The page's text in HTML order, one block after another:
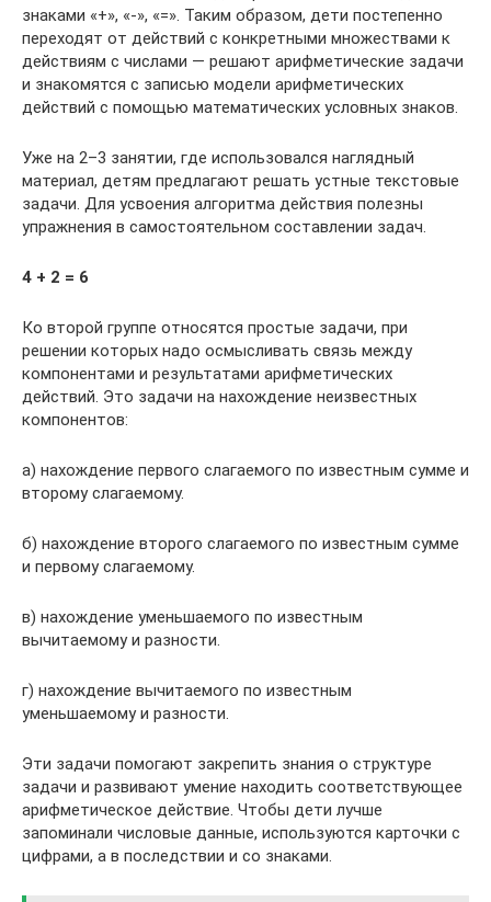
знаками «+», «-», «=». Таким образом, дети постепенно
переходят от действий с конкретными множествами к
действиям с числами — решают арифметические задачи
и знакомятся с записью модели арифметических
действий с помощью математических условных знаков.
Уже на 2–3 занятии, где использовался наглядный
материал, детям предлагают решать устные текстовые
задачи. Для усвоения алгоритма действия полезны
упражнения в самостоятельном составлении задач.
4 + 2 = 6
Ко второй группе относятся простые задачи, при
решении которых надо осмысливать связь между
компонентами и результатами арифметических
действий. Это задачи на нахождение неизвестных
компонентов:
а) нахождение первого слагаемого по известным сумме и
второму слагаемому.
б) нахождение второго слагаемого по известным сумме
и первому слагаемому.
в) нахождение уменьшаемого по известным
вычитаемому и разности.
г) нахождение вычитаемого по известным
уменьшаемому и разности.
Эти задачи помогают закрепить знания о структуре
задачи и развивают умение находить соответствующее
арифметическое действие. Чтобы дети лучше
запоминали числовые данные, используются карточки с
цифрами, а в последствии и со знаками.